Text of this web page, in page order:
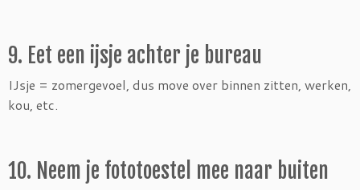
9. Eet een ijsje achter je bureau
IJsje = zomergevoel, dus move over binnen zitten, werken,
kou, etc.
10. Neem je fototoestel mee naar buiten